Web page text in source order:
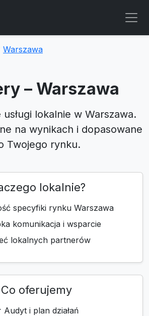
Warszawa
– Warszawa
lokalnie w Warszawa.
na wynikach i dopasowane
Twojego rynku.
lokalnie?
specyfiki rynku Warszawa
komunikacja i wsparcie
lokalnych partnerów
Co oferujemy
Audyt i plan działań